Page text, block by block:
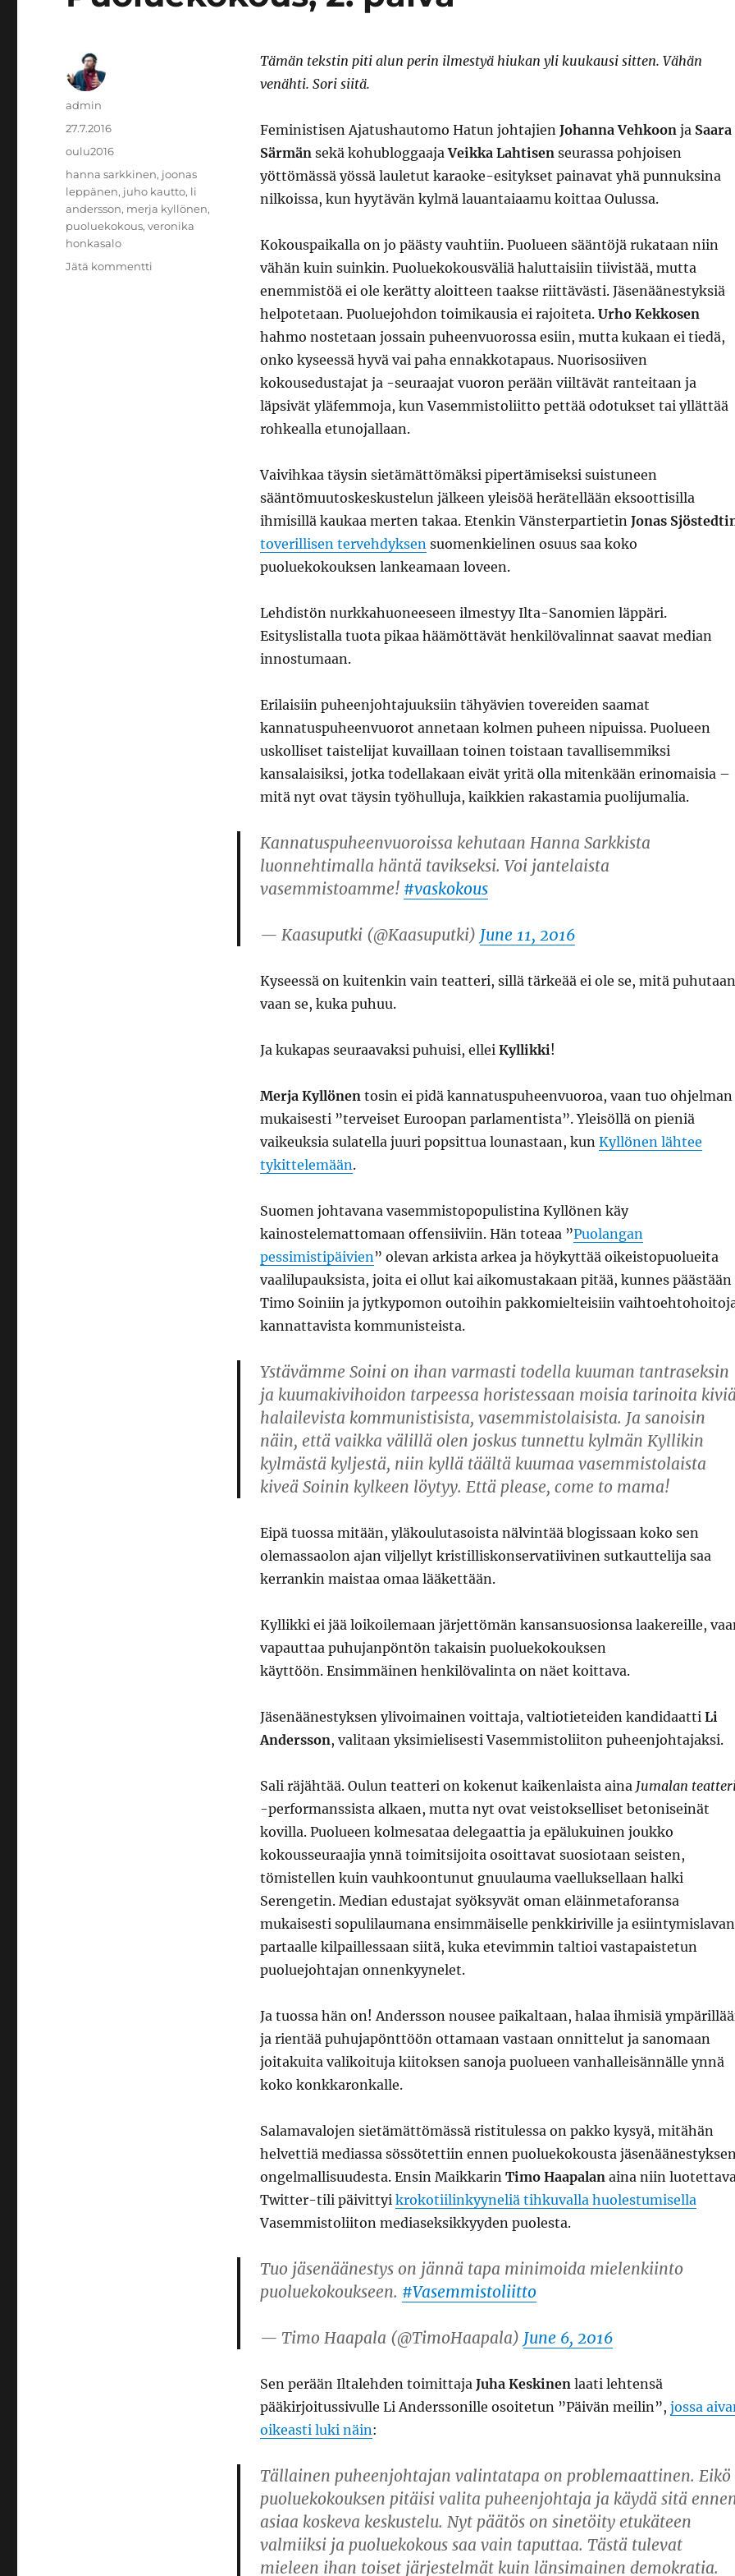
Tämän tekstin piti alun perin ilmestyä hiukan yli kuukausi sitten. Vähän
venähti. Sori siitä.
Feministisen Ajatushautomo Hatun johtajien Johanna Vehkoonja Saara
Särmänsekä kohubloggaajaVeikka Lahtisenseurassa pohjoisen
yöttömässä yössä lauletut karaoke-esitykset painavat yhä punnuksina
nilkoissa, kun hyytävän kylmä lauantaiaamu koittaa Oulussa.
Kokouspaikalla on jo päästy vauhtiin. Puolueen sääntöjä rukataan niin
vähän kuin suinkin. Puoluekokousväliä haluttaisiin tiivistää, mutta
enemmistöä ei ole kerätty aloitteen taakse riittävästi. Jäsenäänestyksiä
helpotetaan. Puoluejohdon toimikausia ei rajoiteta. Urho Kekkosen
hahmo nostetaan jossain puheenvuorossa esiin, mutta kukaan ei tiedä,
onko kyseessä hyvä vai paha ennakkotapaus. Nuorisosiiven
kokousedustajat ja -seuraajat vuoron perään viiltävät ranteitaan ja
läpsivät yläfemmoja, kun Vasemmistoliitto pettää odotukset tai yllättää
rohkealla etunojallaan.
Vaivihkaa täysin sietämättömäksi pipertämiseksi suistuneen
sääntömuutoskeskustelun jälkeen yleisöä herätellään eksoottisilla
ihmisillä kaukaa merten takaa. Etenkin Vänsterpartietin Jonas
toverillisen tervehdyksensuomenkielinen osuus saa koko
puoluekokouksen lankeamaan loveen.
Lehdistön nurkkahuoneeseen ilmestyy Ilta-Sanomien läppäri.
Esityslistalla tuota pikaa häämöttävät henkilövalinnat saavat median
innostumaan.
Erilaisiin puheenjohtajuuksiin tähyävien tovereiden saamat
kannatuspuheenvuorot annetaan kolmen puheen nipuissa. Puolueen
uskolliset taistelijat kuvaillaan toinen toistaan tavallisemmiksi
kansalaisiksi, jotka todellakaan eivät yritä olla mitenkään erinomaisia –
mitä nyt ovat täysin työhulluja, kaikkien rakastamia puolijumalia.
Kannatuspuheenvuoroissa kehutaan Hanna Sarkkista
luonnehtimalla häntä tavikseksi. Voi jantelaista
vasemmistoamme! #vaskokous
— Kaasuputki (@Kaasuputki) June 11, 2016
Kyseessä on kuitenkin vain teatteri, sillä tärkeää ei ole se, mitä
vaan se, kuka puhuu.
Ja kukapas seuraavaksi puhuisi, ellei Kyllikki!
Merja Kyllönentosin ei pidä kannatuspuheenvuoroa, vaan tuo ohjelman
mukaisesti ”terveiset Euroopan parlamentista”. Yleisöllä on pieniä
vaikeuksia sulatella juuri popsittua lounastaan, kun Kyllönen lähtee
tykittelemään.
Suomen johtavana vasemmistopopulistina Kyllönen käy
kainostelemattomaan offensiiviin. Hän toteaa ”Puolangan
pessimistipäivien” olevan arkista arkea ja höykyttää oikeistopuolueita
vaalilupauksista, joita ei ollut kai aikomustakaan pitää, kunnes päästään
Timo Soiniin ja jytkypomon outoihin pakkomielteisiin
kannattavista kommunisteista.
Ystävämme Soini on ihan varmasti todella kuuman tantraseksin
ja kuumakivihoidon tarpeessa horistessaan moisia tarinoita
halailevista kommunistisista, vasemmistolaisista. Ja sanoisin
näin, että vaikka välillä olen joskus tunnettu kylmän Kyllikin
kylmästä kyljestä, niin kyllä täältä kuumaa vasemmistolaista
kiveä Soinin kylkeen löytyy. Että please, come to mama!
Eipä tuossa mitään, yläkoulutasoista nälvintää blogissaan koko sen
olemassaolon ajan viljellyt kristilliskonservatiivinen sutkauttelija saa
kerrankin maistaa omaa lääkettään.
Kyllikki ei jää loikoilemaan järjettömän kansansuosionsa laakereille,
vapauttaa puhujanpöntön takaisin puoluekokouksen
käyttöön. Ensimmäinen henkilövalinta on näet koittava.
Jäsenäänestyksen ylivoimainen voittaja, valtiotieteiden kandidaatti Li
Andersson, valitaan yksimielisesti Vasemmistoliiton puheenjohtajaksi.
Sali räjähtää. Oulun teatteri on kokenut kaikenlaista aina Jumalan
-performanssista alkaen, mutta nyt ovat veistokselliset betoniseinät
kovilla. Puolueen kolmesataa delegaattia ja epälukuinen joukko
kokousseuraajia ynnä toimitsijoita osoittavat suosiotaan seisten,
tömistellen kuin vauhkoontunut gnuulauma vaelluksellaan halki
Serengetin. Median edustajat syöksyvät oman eläinmetaforansa
mukaisesti sopulilaumana ensimmäiselle penkkiriville ja esiintymislavan
partaalle kilpaillessaan siitä, kuka etevimmin taltioi vastapaistetun
puoluejohtajan onnenkyynelet.
Ja tuossa hän on! Andersson nousee paikaltaan, halaa ihmisiä
ja rientää puhujapönttöön ottamaan vastaan onnittelut ja sanomaan
joitakuita valikoituja kiitoksen sanoja puolueen vanhalleisännälle ynnä
koko konkkaronkalle.
Salamavalojen sietämättömässä ristitulessa on pakko kysyä, mitähän
helvettiä mediassa sössötettiin ennen puoluekokousta
ongelmallisuudesta. Ensin Maikkarin Timo Haapalanaina niin
Twitter-tili päivittyi krokotiilinkyyneliä tihkuvalla huolestumisella
Vasemmistoliiton mediaseksikkyyden puolesta.
Tuo jäsenäänestys on jännä tapa minimoida mielenkiinto
puoluekokoukseen. #Vasemmistoliitto
— Timo Haapala (@TimoHaapala) June 6, 2016
Sen perään Iltalehden toimittaja Juha Keskinenlaati lehtensä
pääkirjoitussivulle Li Anderssonille osoitetun ”Päivän meilin”, jossa
oikeasti luki näin:
Tällainen puheenjohtajan valintatapa on problemaattinen. Eikö
puoluekokouksen pitäisi valita puheenjohtaja ja käydä sitä
asiaa koskeva keskustelu. Nyt päätös on sinetöity etukäteen
valmiiksi ja puoluekokous saa vain taputtaa. Tästä tulevat
mieleen ihan toiset järjestelmät kuin länsimainen demokratia.
Kirjoittaja
admin
Julkaistu
27.7.2016
Kategoriat
oulu2016
Avainsanat
hanna sarkkinen, joonas
leppänen, juho kautto, li
andersson, merja kyllönen,
puoluekokous,veronika
honkasalo
Jätä kommentti